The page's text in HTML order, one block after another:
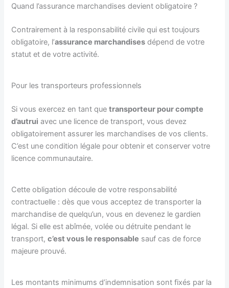
Quand l’assurance marchandises devient obligatoire ?
Contrairement à la responsabilité civile qui est toujours
obligatoire, l’assurance marchandises dépend de votre
statut et de votre activité.
Pour les transporteurs professionnels
Si vous exercez en tant quetransporteur pour compte
d’autrui avec une licence de transport, vous devez
obligatoirement assurer les marchandises de vos clients.
C’est une condition légale pour obtenir et conserver votre
licence communautaire.
Cette obligation découle de votre responsabilité
contractuelle : dès que vous acceptez de transporter la
marchandise de quelqu’un, vous en devenez le gardien
légal. Si elle est abîmée, volée ou détruite pendant le
transport,c’est vous le responsable sauf cas de force
majeure prouvé.
Les montants minimums d’indemnisation sont fixés par la